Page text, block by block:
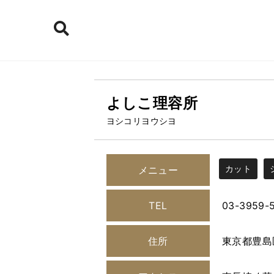
よしこ理容所
ヨシコリヨウシヨ
メニュー カット
TEL 03-3959-
住所 東京都豊